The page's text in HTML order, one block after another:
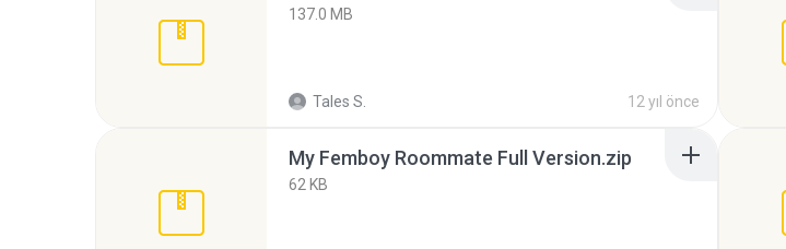
137.0 MB
Tales S. 12 yıl önce
My Femboy Roommate Full Version.zip
62 KB